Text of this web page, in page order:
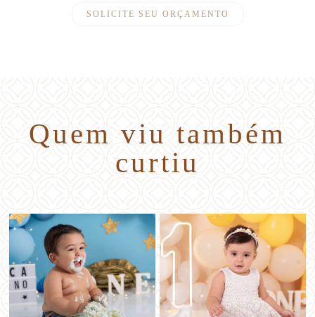
SOLICITE SEU ORÇAMENTO
Quem viu também
curtiu